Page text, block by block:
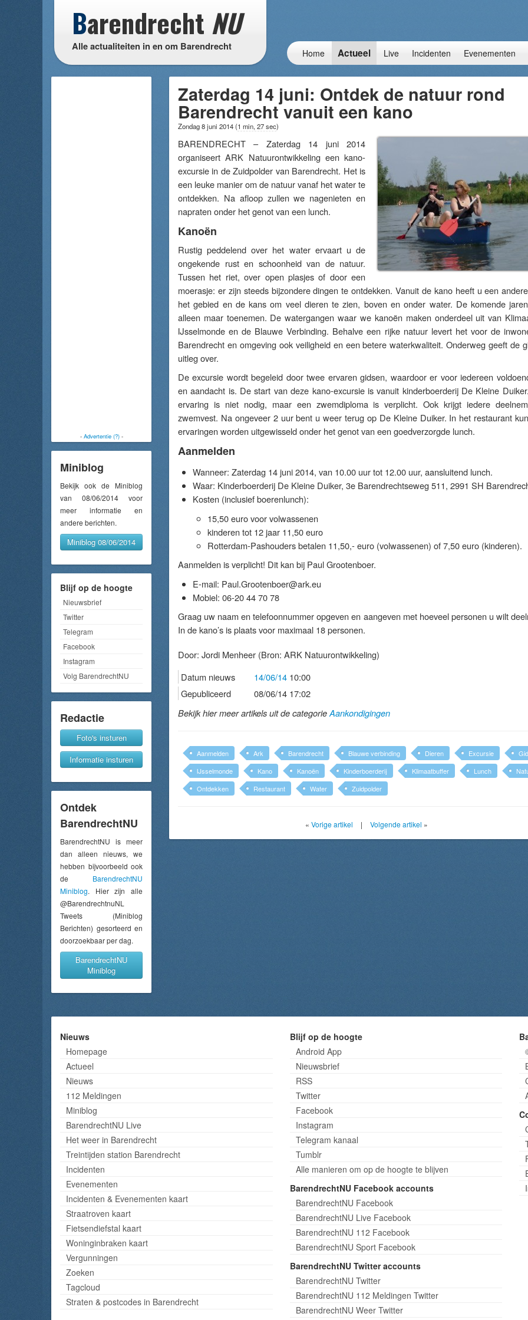
Barendrecht NU
Alle actualiteiten in en om Barendrecht
Home Actueel Live Incidenten Evenementen
- Advertentie (?)-
Miniblog
Bekijk ook de Miniblog
van 08/06/2014 voor
meer informatie en
andere berichten.
Miniblog 08/06/2014
Blijf op de hoogte
Nieuwsbrief
Twitter
Telegram
Facebook
Instagram
Volg BarendrechtNU
Redactie
Foto's insturen
Informatie insturen
Ontdek
BarendrechtNU
BarendrechtNU is meer
dan alleen nieuws, we
hebben bijvoorbeeld ook
de BarendrechtNU
Miniblog. Hier zijn alle
@BarendrechtnuNL
Tweets (Miniblog
Berichten) gesorteerd en
doorzoekbaar per dag.
BarendrechtNU
Miniblog
Zaterdag 14 juni: Ontdek de natuur rond
Barendrecht vanuit een kano
Zondag 8 juni 2014(1 min, 27 sec)
BARENDRECHT – Zaterdag 14 juni 2014
organiseert ARK Natuurontwikkeling een kano-
excursie in de Zuidpolder van Barendrecht. Het is
een leuke manier om de natuur vanaf het water te
ontdekken. Na afloop zullen we nagenieten en
napraten onder het genot van een lunch.
Kanoën
Rustig peddelend over het water ervaart u de
ongekende rust en schoonheid van de natuur.
Tussen het riet, over open plasjes of door een
moerasje: er zijn steeds bijzondere dingen te ontdekken. Vanuit de kano heeft u een
het gebied en de kans om veel dieren te zien, boven en onder water. De komende
alleen maar toenemen. De watergangen waar we kanoën maken onderdeel uit van
IJsselmonde en de Blauwe Verbinding. Behalve een rijke natuur levert het voor de
Barendrecht en omgeving ook veiligheid en een betere waterkwaliteit. Onderweg geeft de
uitleg over.
De excursie wordt begeleid door twee ervaren gidsen, waardoor er voor iedereen
en aandacht is. De start van deze kano-excursie is vanuit kinderboerderij De Kleine
ervaring is niet nodig, maar een zwemdiploma is verplicht. Ook krijgt iedere
zwemvest. Na ongeveer 2 uur bent u weer terug op De Kleine Duiker. In het restaurant
ervaringen worden uitgewisseld onder het genot van een goedverzorgde lunch.
Aanmelden
Wanneer: Zaterdag 14 juni 2014, van 10.00 uur tot 12.00 uur, aansluitend lunch.
Waar: Kinderboerderij De Kleine Duiker, 3e Barendrechtseweg 511, 2991 SH
Kosten (inclusief boerenlunch):
15,50 euro voor volwassenen
kinderen tot 12 jaar 11,50 euro
Rotterdam-Pashouders betalen 11,50,- euro (volwassenen) of 7,50 euro (kinderen).
Aanmelden is verplicht! Dit kan bij Paul Grootenboer.
E-mail: Paul.Grootenboer@ark.eu
Mobiel: 06-20 44 70 78
Graag uw naam en telefoonnummer opgeven en aangeven met hoeveel personen u wilt
In de kano’s is plaats voor maximaal 18 personen.
Door: Jordi Menheer (Bron: ARK Natuurontwikkeling)
Datum nieuws
14/06/14 10:00
Gepubliceerd
08/06/14 17:02
Bekijk hier meer artikels uit de categorieAankondigingen
Aanmelden Ark Barendrecht Blauwe verbinding Dieren Excursie
IJsselmonde
Kano Kanoën Kinderboerderij Klimaatbuffer Lunch
Ontdekken
Restaurant Water Zuidpolder
« Vorige artikel | Volgende artikel »
Nieuws
Homepage
Actueel
Nieuws
112 Meldingen
Miniblog
BarendrechtNU Live
Het weer in Barendrecht
Treintijden station Barendrecht
Incidenten
Evenementen
Incidenten & Evenementen kaart
Straatroven kaart
Fietsendiefstal kaart
Woninginbraken kaart
Vergunningen
Zoeken
Tagcloud
Straten & postcodes in Barendrecht
Blijf op de hoogte
Android App
Nieuwsbrief
RSS
Twitter
Facebook
Instagram
Telegram kanaal
Tumblr
Alle manieren om op de hoogte te blijven
BarendrechtNU Facebook accounts
BarendrechtNU Facebook
BarendrechtNU Live Facebook
BarendrechtNU 112 Facebook
BarendrechtNU Sport Facebook
BarendrechtNU Twitter accounts
BarendrechtNU Twitter
BarendrechtNU 112 Meldingen Twitter
BarendrechtNU Weer Twitter